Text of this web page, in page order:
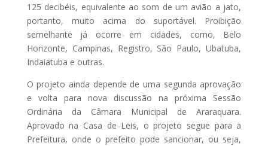
125 decibéis, equivalente ao som de um avião a jato,
portanto, muito acima do suportável. Proibição
semelhante já ocorre em cidades, como, Belo
Horizonte, Campinas, Registro, São Paulo, Ubatuba,
Indaiatuba e outras.
O projeto ainda depende de uma segunda aprovação
e volta para nova discussão na próxima Sessão
Ordinária da Câmara Municipal de Araraquara.
Aprovado na Casa de Leis, o projeto segue para a
Prefeitura, onde o prefeito pode sancionar, ou seja,